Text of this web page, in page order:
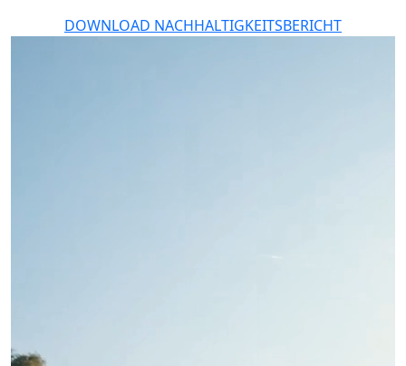
DOWNLOAD NACHHALTIGKEITSBERICHT